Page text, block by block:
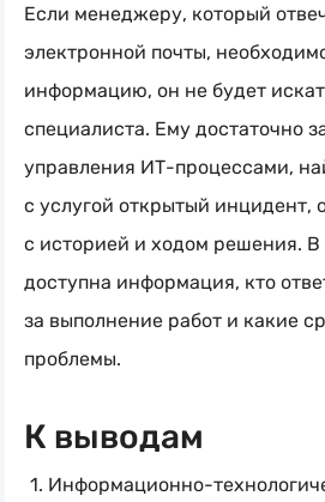
Если менеджеру, который
электронной почты,
информацию, он не будет
специалиста. Ему достаточно
управления ИТ-процессами,
с услугой открытый инцидент,
с историей и ходом решения. В
доступна информация, кто
за выполнение работ и какие
проблемы.
К выводам
Информационно-